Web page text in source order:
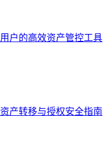
户的高效资产管控工具
产转移与授权安全指南